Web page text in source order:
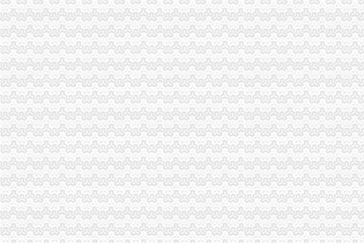
重庆市重庆市大坪双休金融客户经理/贷款顾问招聘_重庆外企德科人力
1994年青川大案-搜百科
重庆市品经营企业GSP认证公示公告（第202号）-搜狐滚动
重庆兴孚投资管理有限公司_【信用信息_诉讼信息_财务信息_注册信息
重庆验资开户：专业代办重庆市省外公司入渝备案重庆市房开资质代理
见习经理（大坪/杨家坪地区）招聘_成都满记甜品有限公司重庆南岸
网站程序员_重庆雅居信息咨询有限公司招聘信息—中华英才网
汉中分公司地质大队智慧社区服务中心正式开业-陕西广电网络
重庆市品经营企业GSP认证公告（第30号）
渝中区开分公司流程
重庆新房-土巴兔装修问答
长寿经开区造“重庆制造”新内涵-重庆日报网
重庆信息技术专员招聘_重庆信息技术专员招聘信息_重庆信息技术专员
重庆3-5万二手轿车报价_重庆二手车价格_中国二手车城